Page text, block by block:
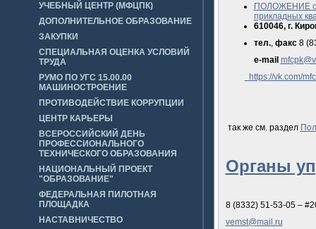
УЧЕБНЫЙ ЦЕНТР (МФЦПК)
ДОПОЛНИТЕЛЬНОЕ ОБРАЗОВАНИЕ
ЗАКУПКИ
СПЕЦИАЛЬНАЯ ОЦЕНКА УСЛОВИЙ
ТРУДА
РУМО ПО УГС 15.00.00
МАШИНОСТРОЕНИЕ
ПРОТИВОДЕЙСТВИЕ КОРРУПЦИИ
ЦЕНТР КАРЬЕРЫ
ВСЕРОССИЙСКИЙ ДЕНЬ
ПРОФЕССИОНАЛЬНОГО
ТЕХНИЧЕСКОГО ОБРАЗОВАНИЯ
НАЦИОНАЛЬНЫЙ ПРОЕКТ
"ОБРАЗОВАНИЕ"
ФЕДЕРАЛЬНАЯ ПИЛОТНАЯ
ПЛОЩАДКА
НАСТАВНИЧЕСТВО
ПОЛОЖЕНИЕ об
прикладных
610046, г.
тел., факс 8
e-mail
https://vk.com/
так же см. раздел
Органы
8 (8332) 51-53-05–
vemst@mail.ru